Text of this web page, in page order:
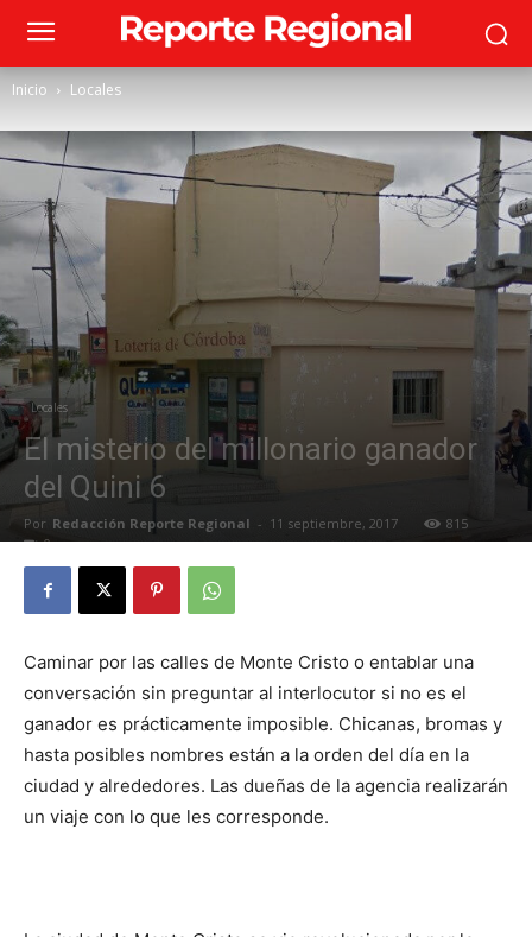
Inicio Locales
Locales
El misterio del millonario ganador
del Quini 6
Por Redacción Reporte Regional - 11 septiembre, 2017
815
0
Caminar por las calles de Monte Cristo o entablar una
conversación sin preguntar al interlocutor si no es el
ganador es prácticamente imposible. Chicanas, bromas y
hasta posibles nombres están a la orden del día en la
ciudad y alrededores. Las dueñas de la agencia realizarán
un viaje con lo que les corresponde.